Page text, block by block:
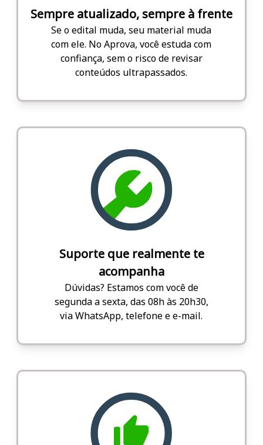
Sempre atualizado, sempre à frente
Se o edital muda, seu material muda
com ele. No Aprova, você estuda com
confiança, sem o risco de revisar
conteúdos ultrapassados.
Suporte que realmente te
acompanha
Dúvidas? Estamos com você de
segunda a sexta, das 08h às 20h30,
via WhatsApp, telefone e e-mail.